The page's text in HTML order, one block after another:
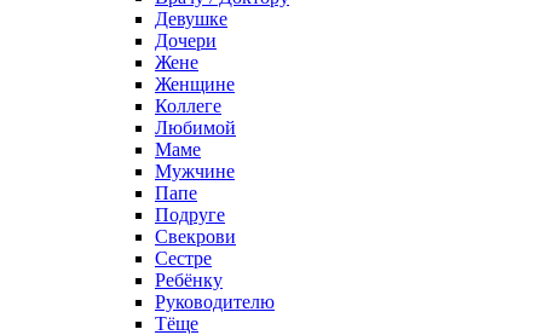
Девушке
Дочери
Жене
Женщине
Коллеге
Любимой
Маме
Мужчине
Папе
Подруге
Свекрови
Сестре
Ребёнку
Руководителю
Тёще